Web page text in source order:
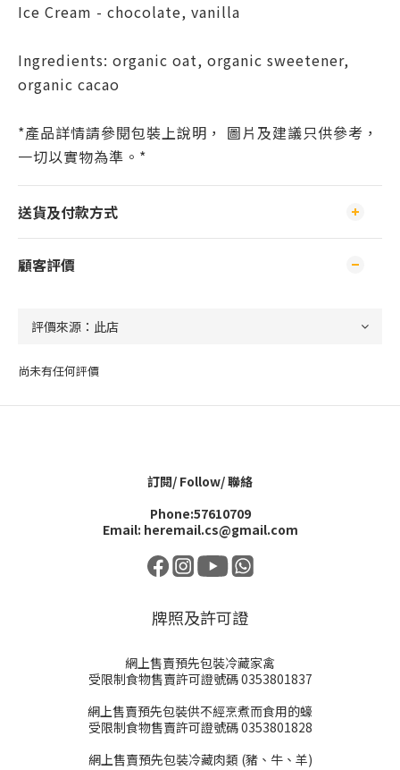
Ice Cream - chocolate, vanilla
Ingredients: organic oat, organic sweetener,
organic cacao
*產品詳情請參閱包裝上說明， 圖片及建議只供參考，
一切以實物為準。*
送貨及付款方式
顧客評價
尚未有任何評價
訂閱/ Follow/ 聯絡
Phone:57610709
Email: heremail.cs@gmail.com
牌照及許可證
網上售賣預先包裝冷藏家禽
受限制食物售賣許可證號碼 0353801837
網上售賣預先包裝供不經烹煮而食用的蠔
受限制食物售賣許可證號碼 0353801828
網上售賣預先包裝冷藏肉類 (豬、牛、羊)